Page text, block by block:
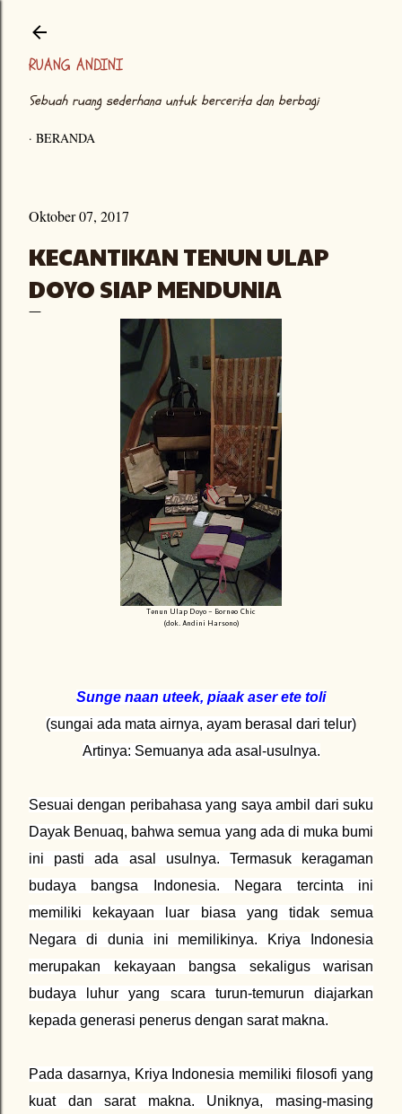
RUANG ANDINI
Sebuah ruang sederhana untuk bercerita dan berbagi
BERANDA
Oktober 07, 2017
KECANTIKAN TENUN ULAP
DOYO SIAP MENDUNIA
Tenun Ulap Doyo - Borneo Chic
(dok. Andini Harsono)
Sunge naan uteek, piaak aser ete toli
(sungai ada mata airnya, ayam berasal dari telur)
Artinya: Semuanya ada asal-usulnya.
Sesuai dengan peribahasa yang saya ambil dari suku
Dayak Benuaq, bahwa semua yang ada di muka bumi
ini pasti ada asal usulnya. Termasuk keragaman
budaya bangsa Indonesia. Negara tercinta ini
memiliki kekayaan luar biasa yang tidak semua
Negara di dunia ini memilikinya. Kriya Indonesia
merupakan kekayaan bangsa sekaligus warisan
budaya luhur yang scara turun-temurun diajarkan
kepada generasi penerus dengan sarat makna.
Pada dasarnya, Kriya Indonesia memiliki filosofi yang
kuat dan sarat makna. Uniknya, masing-masing